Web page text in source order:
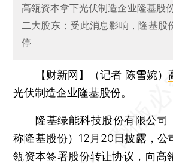
高瓴资本拿下光伏制造企业隆基股
二大股东；受此消息影响，隆基股
停
【财新网】（记者 陈雪婉）
光伏制造企业隆基股份。
隆基绿能科技股份有限公司
称隆基股份）12月20日披露，公
瓴资本签署股份转让协议，向高